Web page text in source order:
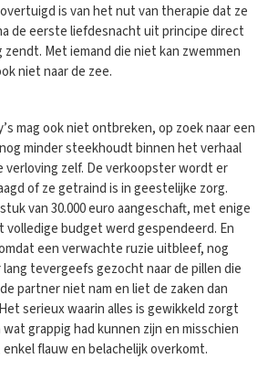
is van het nut van therapie dat ze
de eerste liefdesnacht uit principe direct
zendt. Met iemand die niet kan zwemmen
niet naar de zee.
mag ook niet ontbreken, op zoek naar een
minder steekhoudt binnen het verhaal
verloving zelf. De verkoopster wordt er
of ze getraind is in geestelijke zorg.
van 30.000 euro aangeschaft, met enige
budget werd gespendeerd. En
een verwachte ruzie uitbleef, nog
tevergeefs gezocht naar de pillen die
partner niet nam en liet de zaken dan
serieux waarin alles is gewikkeld zorgt
grappig had kunnen zijn en misschien
flauw en belachelijk overkomt.